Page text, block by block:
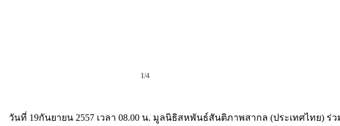
1/4
วันที่ 19กันยายน 2557 เวลา 08.00 น. มูลนิธิสหพันธ์สันติภาพสากล (ประเทศไทย)